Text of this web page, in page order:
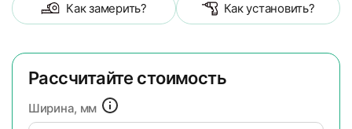
Как замерить? Как установить?
Рассчитайте стоимость
Ширина, мм